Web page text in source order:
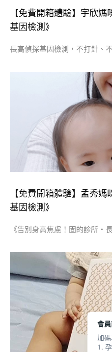
【免費開箱體驗】宇欣
基因檢測》
長高偵探基因檢測，不打針、
【免費開箱體驗】孟秀
基因檢測》
《告別身高焦慮！固的診所・
會
加
1.